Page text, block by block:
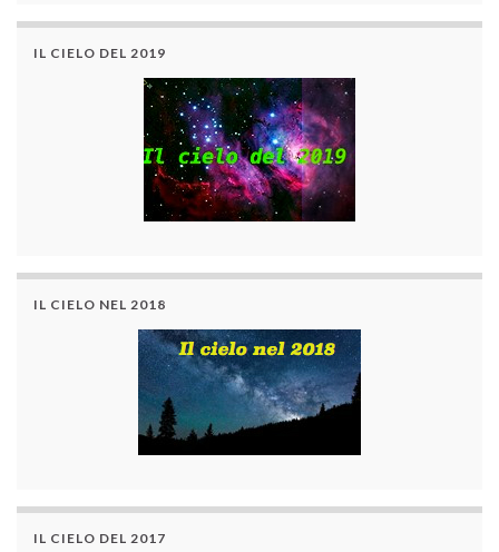
IL CIELO DEL 2019
IL CIELO NEL 2018
IL CIELO DEL 2017